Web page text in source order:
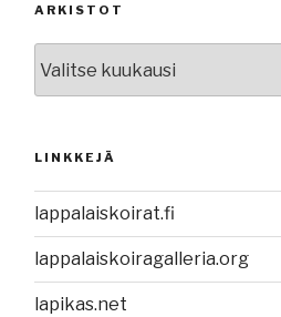
ARKISTOT
LINKKEJÄ
lappalaiskoirat.fi
lappalaiskoiragalleria.org
lapikas.net